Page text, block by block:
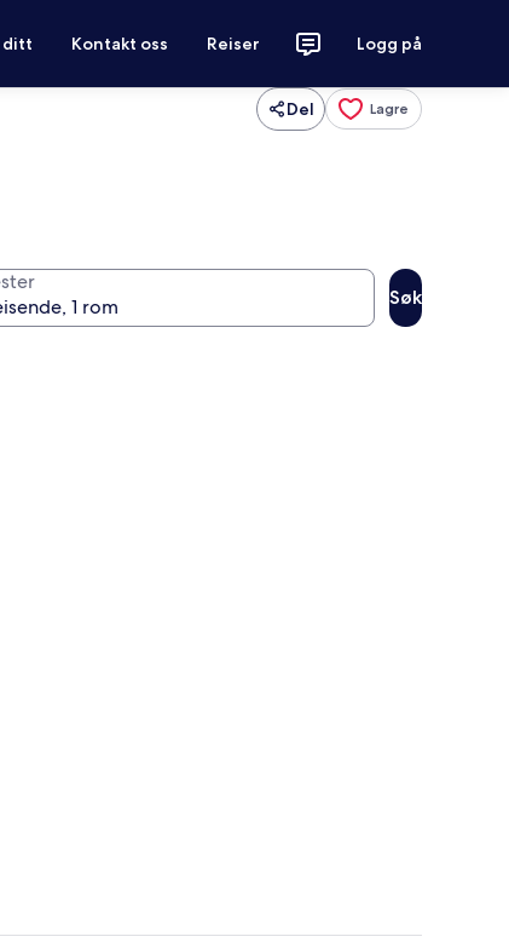
ditt Kontakt oss Reiser Logg på
Del Lagre
Søk